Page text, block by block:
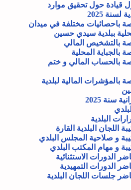
قيادة حول تحقيق موارد
لسنة 2025
باحصائيات مختلفة في ميدان
ببلدية سيدي حسين
بالتشخيص المالي
المحلية
بالحساب المالي و ختم
بالمؤشرات المالية لبلدية
سنة 2025
البلدية
اللجان البلدية القارة
و صلاحية المجلس البلدي
و مهام المكتب البلدي
الدورات الاستثنائية
الدورات التمهيدية
جلسات اللجان البلدية